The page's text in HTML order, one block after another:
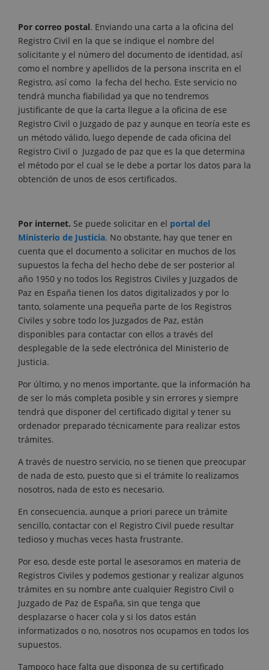
Por correo postal. Enviando una carta a la oficina del
Registro Civil en la que se indique el nombre del
solicitante y el número del documento de identidad, así
como el nombre y apellidos de la persona inscrita en el
Registro, así como la fecha del hecho. Este servicio no
tendrá muncha fiabilidad ya que no tendremos
justificante de que la carta llegue a la oficina de ese
Registro Civil o Juzgado de paz y aunque en teoría este es
un método válido, luego depende de cada oficina del
Registro Civil o Juzgado de paz que es la que determina
el método por el cual se le debe a portar los datos para la
obtención de unos de esos certificados.
Por internet. Se puede solicitar en el portal del
Ministerio de Justicia. No obstante, hay que tener en
cuenta que el documento a solicitar en muchos de los
supuestos la fecha del hecho debe de ser posterior al
año 1950 y no todos los Registros Civiles y Juzgados de
Paz en España tienen los datos digitalizados y por lo
tanto, solamente una pequeña parte de los Registros
Civiles y sobre todo los Juzgados de Paz, están
disponibles para contactar con ellos a través del
desplegable de la sede electrónica del Ministerio de
Justicia.
Por último, y no menos importante, que la información ha
de ser lo más completa posible y sin errores y siempre
tendrá que disponer del certificado digital y tener su
ordenador preparado técnicamente para realizar estos
trámites.
A través de nuestro servicio, no se tienen que preocupar
de nada de esto, puesto que si el trámite lo realizamos
nosotros, nada de esto es necesario.
En consecuencia, aunque a priori parece un trámite
sencillo, contactar con el Registro Civil puede resultar
tedioso y muchas veces hasta frustrante.
Por eso, desde este portal le asesoramos en materia de
Registros Civiles y podemos gestionar y realizar algunos
trámites en su nombre ante cualquier Registro Civil o
Juzgado de Paz de España, sin que tenga que
desplazarse o hacer cola y si los datos están
informatizados o no, nosotros nos ocupamos en todos los
supuestos.
Tampoco hace falta que disponga de su certificado